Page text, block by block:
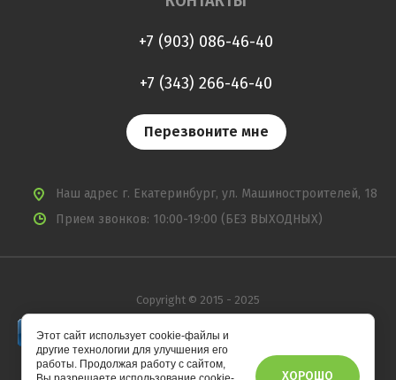
+7 (903) 086-46-40
+7 (343) 266-46-40
Перезвоните мне
Наш адрес г. Екатеринбург, ул. Машиностроителей, 18
Прием звонков: 10:00-19:00 (БЕЗ ВЫХОДНЫХ)
Copyright © 2015 - 2025
Этот сайт использует cookie-файлы и
другие технологии для улучшения его
работы. Продолжая работу с сайтом,
ХОРОШО